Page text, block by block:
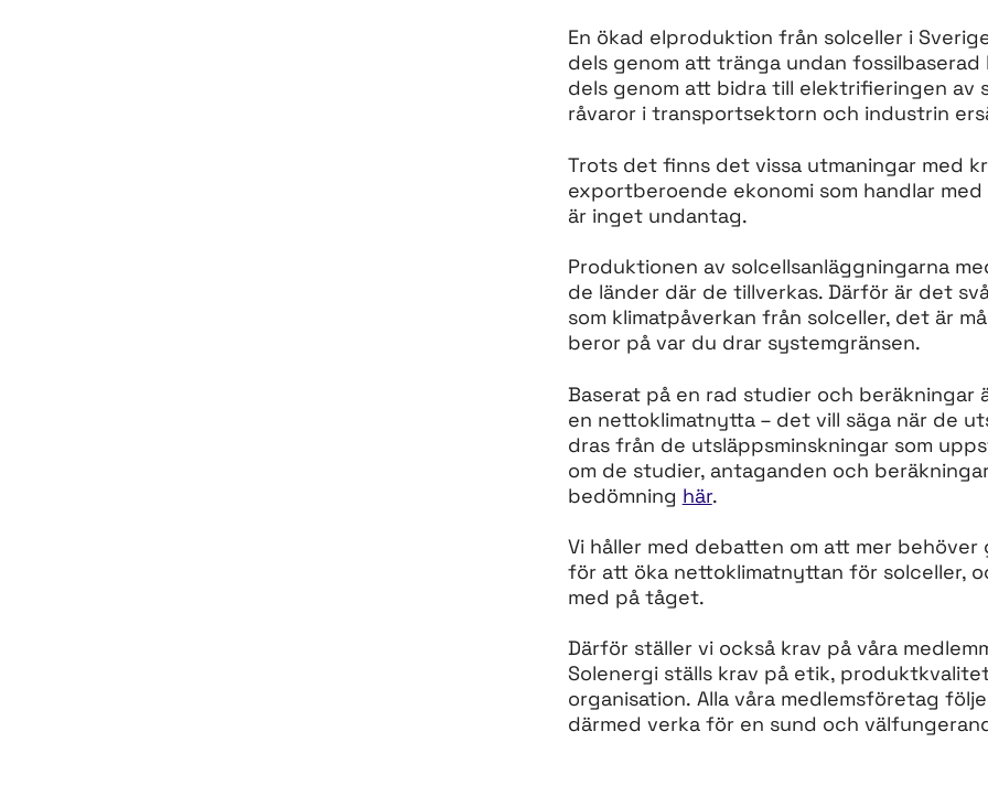
En ökad elproduktion från solceller i
dels genom att tränga undan
dels genom att bidra till elektrifieringen av
råvaror i transportsektorn och industrin
Trots det finns det vissa utmaningar med
exportberoende ekonomi som handlar
är inget undantag.
Produktionen av solcellsanläggningarna
de länder där de tillverkas. Därför är det
som klimatpåverkan från solceller, det är
beror på var du drar systemgränsen.
Baserat på en rad studier och
en nettoklimatnytta – det vill säga när de
dras från de utsläppsminskningar som
om de studier, antaganden och
bedömning här.
Vi håller med debatten om att mer
för att öka nettoklimatnyttan för solceller,
med på tåget.
Därför ställer vi också krav på våra
Solenergi ställs krav på etik,
organisation. Alla våra medlemsföretag
därmed verka för en sund och